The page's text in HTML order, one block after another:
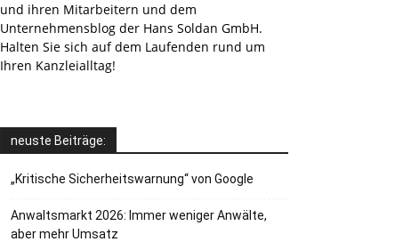
und ihren Mitarbeitern und dem
Unternehmensblog der Hans Soldan GmbH.
Halten Sie sich auf dem Laufenden rund um
Ihren Kanzleialltag!
neuste Beiträge:
„Kritische Sicherheitswarnung“ von Google
Anwaltsmarkt 2026: Immer weniger Anwälte,
aber mehr Umsatz